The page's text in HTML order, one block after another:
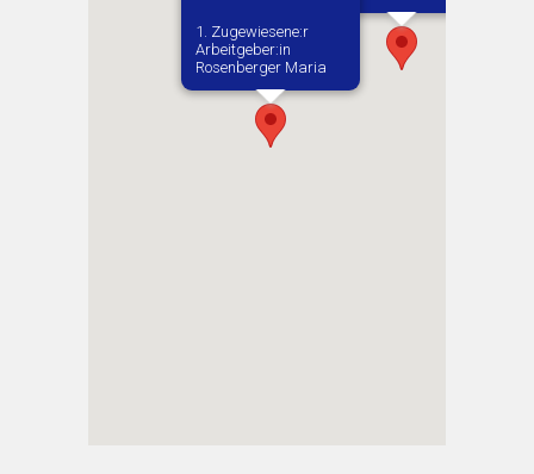
1. Zugewiesene:r
Arbeitgeber:in​
Rosenberger Maria